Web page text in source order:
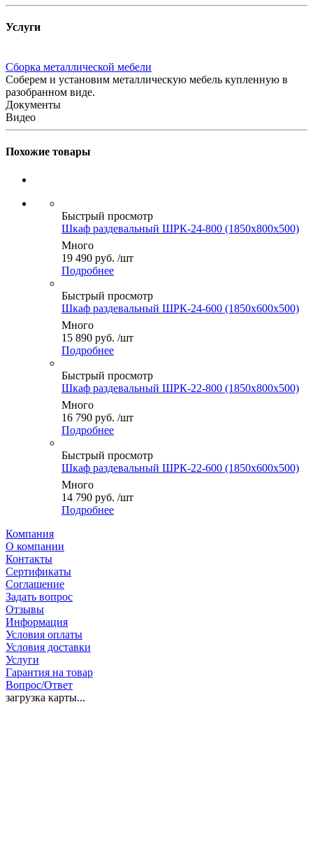
Услуги
Сборка металлической мебели
Соберем и установим металлическую мебель купленную в
разобранном виде.
Документы
Видео
Похожие товары
Быстрый просмотр
Шкаф раздевальный ШРК-24-800 (1850x800x500)
Много
19 490 руб. /шт
Подробнее
Быстрый просмотр
Шкаф раздевальный ШРК-24-600 (1850x600x500)
Много
15 890 руб. /шт
Подробнее
Быстрый просмотр
Шкаф раздевальный ШРК-22-800 (1850x800x500)
Много
16 790 руб. /шт
Подробнее
Быстрый просмотр
Шкаф раздевальный ШРК-22-600 (1850x600x500)
Много
14 790 руб. /шт
Подробнее
Компания
О компании
Контакты
Сертификаты
Соглашение
Задать вопрос
Отзывы
Информация
Условия оплаты
Условия доставки
Услуги
Гарантия на товар
Вопрос/Ответ
загрузка карты...